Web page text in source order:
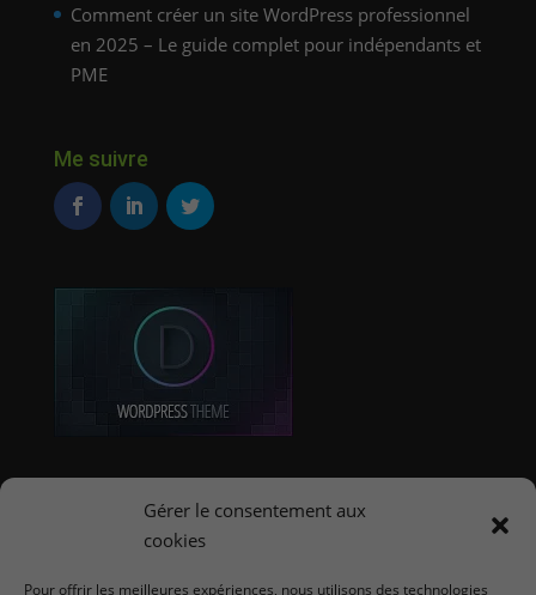
Gérer le consentement aux
cookies
Pour offrir les meilleures expériences, nous utilisons des technologies
Comment créer un site WordPress professionnel
en 2025 – Le guide complet pour indépendants et
PME
Me suivre
Offres d'emploi E-Commerce